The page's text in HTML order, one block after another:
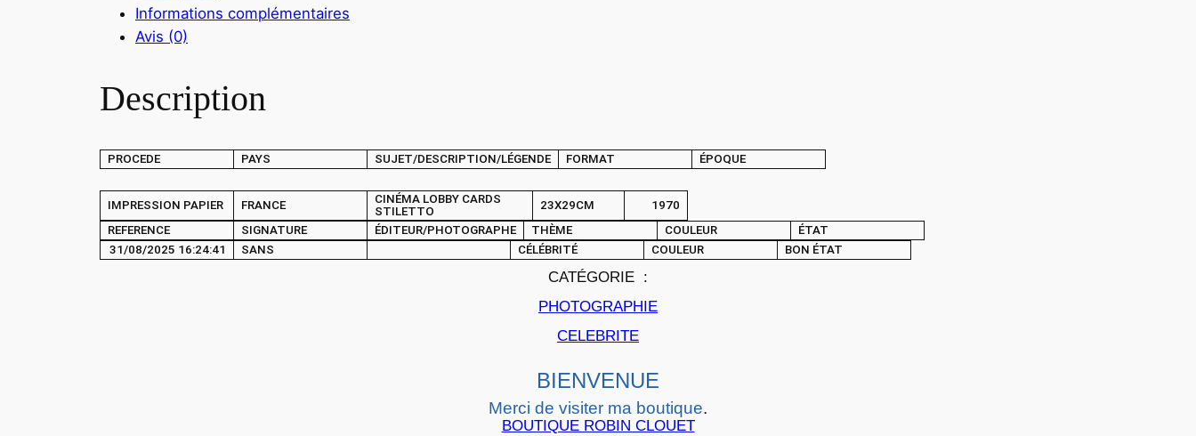
P
H
O
T
O
C
i
n
m
L
Informations complémentaires
Avis (0)
Description
PROCEDE PAYS SUJET/DESCRIPTION/LÉGENDE FORMAT ÉPOQUE
IMPRESSION PAPIER FRANCE
CINÉMA LOBBY CARDS
STILETTO
23X29CM
1970
REFERENCE
SIGNATURE ÉDITEUR/PHOTOGRAPHE THÈME COULEUR
ÉTAT
31/08/2025 16:24:41
SANS CÉLÉBRITÉ COULEUR BON ÉTAT
CATÉGORIE :
PHOTOGRAPHIE
CELEBRITE
BIENVENUE
Merci de visiter ma boutique.
BOUTIQUE ROBIN CLOUET